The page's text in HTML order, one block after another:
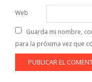
Web
Guarda mi nombre,
para la próxima vez que